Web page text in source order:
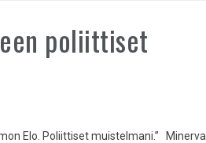
poliittiset
Elo. Poliittiset muistelmani.” Minerva